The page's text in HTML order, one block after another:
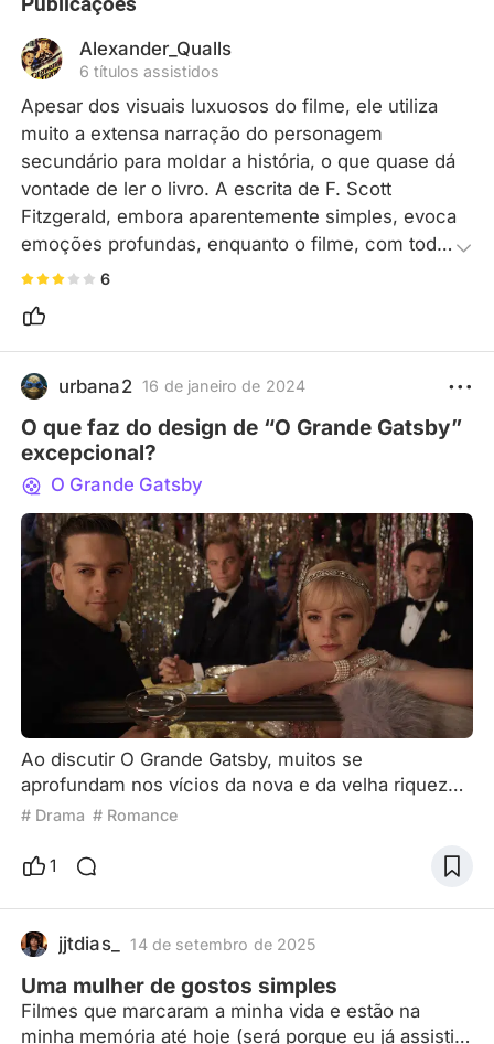
Alexander_Qualls
6 títulos assistidos
Apesar dos visuais luxuosos do filme, ele utiliza
muito a extensa narração do personagem
secundário para moldar a história, o que quase dá
vontade de ler o livro. A escrita de F. Scott
Fitzgerald, embora aparentemente simples, evoca
emoções profundas, enquanto o filme, com toda
a sua complexidade, parece vazio em sua
6
urbana2 16 de janeiro de 2024
O que faz do design de “O Grande Gatsby”
excepcional?
O Grande Gatsby
Ao discutir O Grande Gatsby, muitos se
aprofundam nos vícios da nova e da velha riquezas
e no vazio da alta sociedade – ou criticam a
qual todos tendem a concordar é sua conquista
Hollywood. Desde que ganhou o prêmio de Melhor
Design de Produção no Oscar em 2014, Gatsby se
tornou um estudo de caso cláss
# Drama # Romance
1
jjtdias_ 14 de setembro de 2025
Uma mulher de gostos simples
Filmes que marcaram a minha vida e estão na
minha memória até hoje (será porque eu já assisti